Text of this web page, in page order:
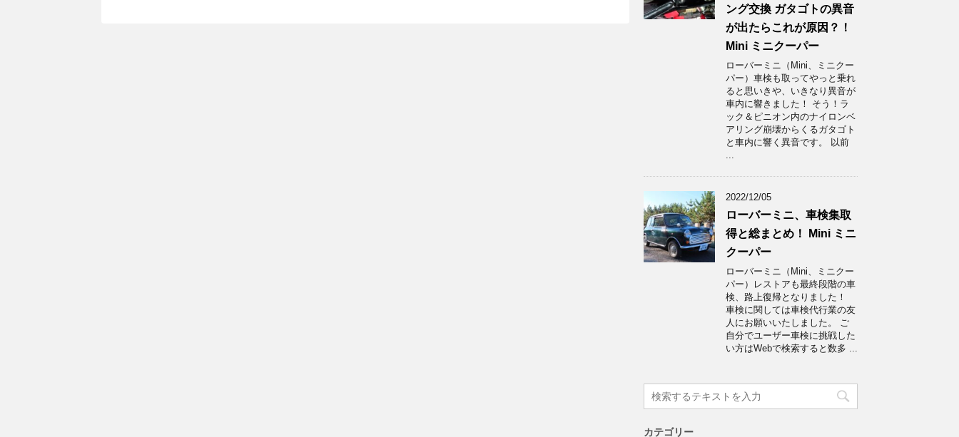
ング交換 ガタゴトの異音
が出たらこれが原因？！
Mini ミニクーパー
ローバーミニ（Mini、ミニクー
パー）車検も取ってやっと乗れ
ると思いきや、いきなり異音が
車内に響きました！ そう！ラ
ック＆ピニオン内のナイロンベ
アリング崩壊からくるガタゴト
と車内に響く異音です。 以前
...
2022/12/05
ローバーミニ、車検集取
得と総まとめ！ Mini ミニ
クーパー
ローバーミニ（Mini、ミニクー
パー）レストアも最終段階の車
検、路上復帰となりました！
車検に関しては車検代行業の友
人にお願いいたしました。 ご
自分でユーザー車検に挑戦した
い方はWebで検索すると数多 ...
カテゴリー